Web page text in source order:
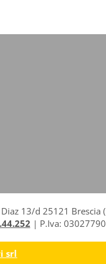
13/d 25121 Brescia
| P.Iva:
srl